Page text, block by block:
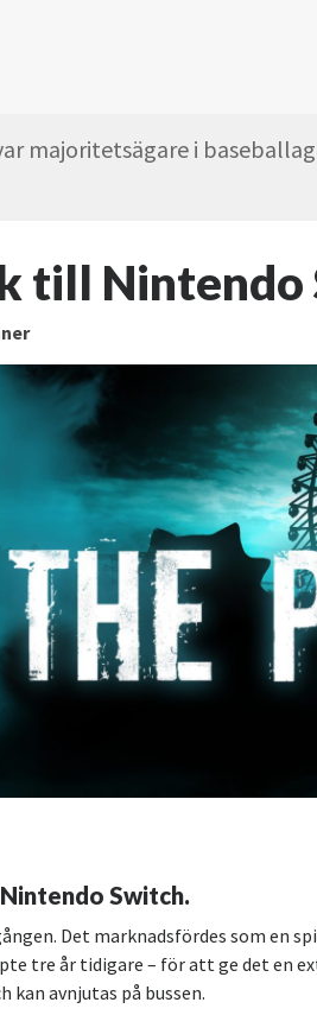
majoritetsägare i
till Nintendo
Switch.
Det marknadsfördes som en
tre år tidigare – för att ge det en
avnjutas på bussen.